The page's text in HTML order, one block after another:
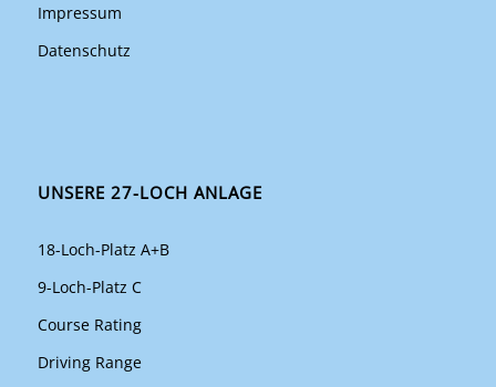
Impressum
Datenschutz
UNSERE 27-LOCH ANLAGE
18-Loch-Platz A+B
9-Loch-Platz C
Course Rating
Driving Range